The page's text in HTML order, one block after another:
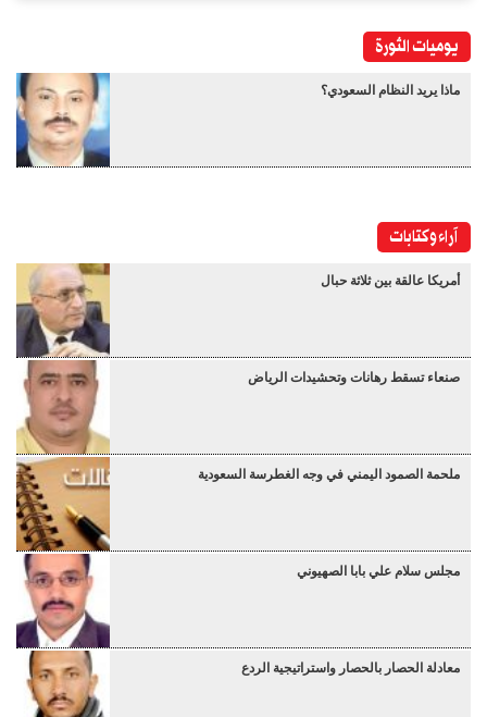
يوميات الثورة
ماذا يريد النظام السعودي؟
آراء وكتابات
أمريكا عالقة بين ثلاثة حبال
صنعاء تسقط رهانات وتحشيدات الرياض
ملحمة الصمود اليمني في وجه الغطرسة السعودية
مجلس سلام علي بابا الصهيوني
معادلة الحصار بالحصار واستراتيجية الردع